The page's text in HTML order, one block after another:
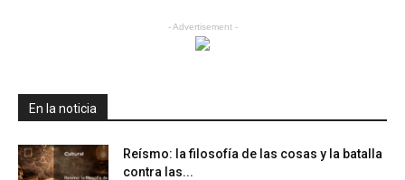
- Advertisement -
En la noticia
Reísmo: la filosofía de las cosas y la batalla
contra las...